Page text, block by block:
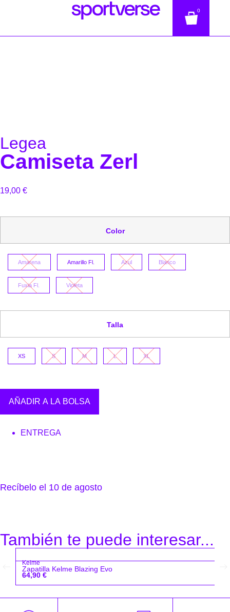
0
Legea
Camiseta Zerl
19,00 €
Color
Amarena Amarillo Fl. Azul Blanco
Fuxia Fl. Violeta
Talla
XS S M L XL
AÑADIR A LA BOLSA
ENTREGA
Recíbelo el 10 de agosto
También te puede interesar...
Kelme
Zapatilla Kelme Blazing Evo
64,90 €